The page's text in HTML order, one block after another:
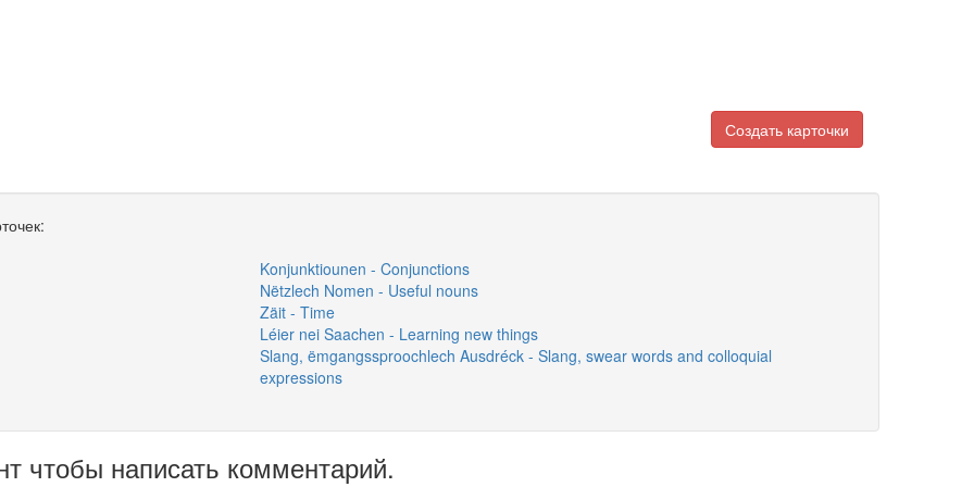
Создать карточки
Konjunktiounen - Conjunctions
Nëtzlech Nomen - Useful nouns
Zäit - Time
Léier nei Saachen - Learning new things
Slang, ëmgangssproochlech Ausdréck - Slang, swear words and colloquial
expressions
чтобы написать комментарий.